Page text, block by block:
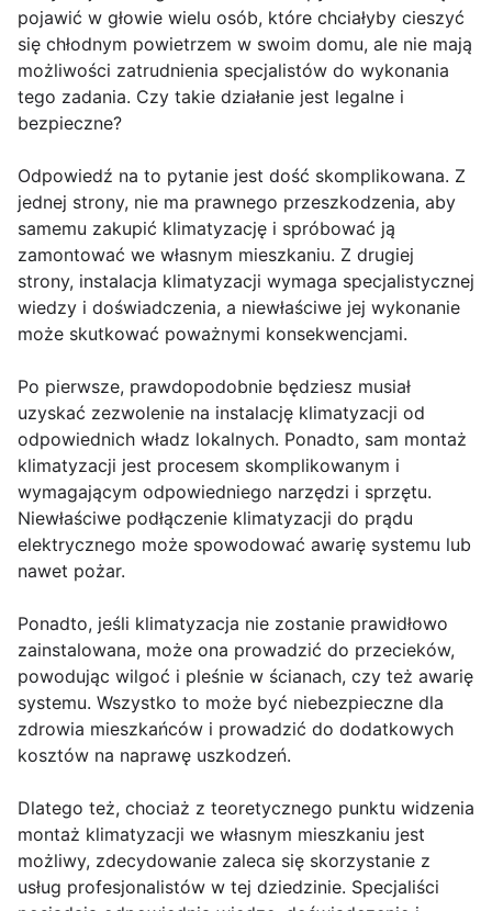
pojawić w głowie wielu osób, które chciałyby cieszyć
się chłodnym powietrzem w swoim domu, ale nie mają
możliwości zatrudnienia specjalistów do wykonania
tego zadania. Czy takie działanie jest legalne i
bezpieczne?
Odpowiedź na to pytanie jest dość skomplikowana. Z
jednej strony, nie ma prawnego przeszkodzenia, aby
samemu zakupić klimatyzację i spróbować ją
zamontować we własnym mieszkaniu. Z drugiej
strony, instalacja klimatyzacji wymaga specjalistycznej
wiedzy i doświadczenia, a niewłaściwe jej wykonanie
może skutkować poważnymi konsekwencjami.
Po pierwsze, prawdopodobnie będziesz musiał
uzyskać zezwolenie na instalację klimatyzacji od
odpowiednich władz lokalnych. Ponadto, sam montaż
klimatyzacji jest procesem skomplikowanym i
wymagającym odpowiedniego narzędzi i sprzętu.
Niewłaściwe podłączenie klimatyzacji do prądu
elektrycznego może spowodować awarię systemu lub
nawet pożar.
Ponadto, jeśli klimatyzacja nie zostanie prawidłowo
zainstalowana, może ona prowadzić do przecieków,
powodując wilgoć i pleśnie w ścianach, czy też awarię
systemu. Wszystko to może być niebezpieczne dla
zdrowia mieszkańców i prowadzić do dodatkowych
kosztów na naprawę uszkodzeń.
Dlatego też, chociaż z teoretycznego punktu widzenia
montaż klimatyzacji we własnym mieszkaniu jest
możliwy, zdecydowanie zaleca się skorzystanie z
usług profesjonalistów w tej dziedzinie. Specjaliści